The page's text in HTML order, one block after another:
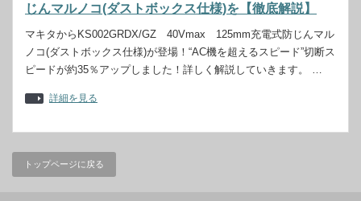
じんマルノコ(ダストボックス仕様)を【徹底解説】
マキタからKS002GRDX/GZ 40Vmax 125mm充電式防じんマル
ノコ(ダストボックス仕様)が登場！“AC機を超えるスピード”切断ス
ピードが約35％アップしました！詳しく解説していきます。 …
詳細を見る
トップページに戻る